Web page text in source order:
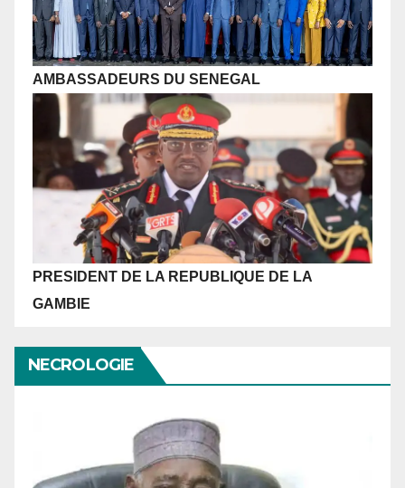
AMBASSADEURS DU SENEGAL
PRESIDENT DE LA REPUBLIQUE DE LA
GAMBIE
NECROLOGIE